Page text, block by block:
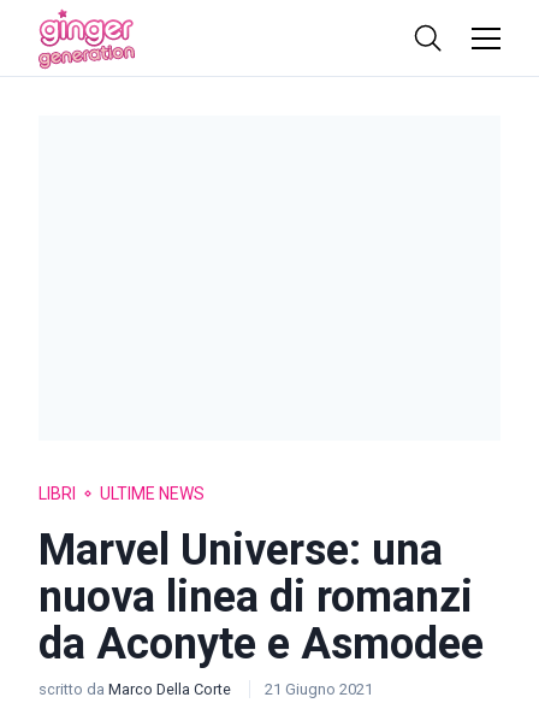
LIBRI ULTIME NEWS
Marvel Universe: una
nuova linea di romanzi
da Aconyte e Asmodee
scritto da Marco Della Corte 21 Giugno 2021